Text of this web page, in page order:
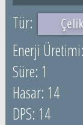
Çelik
1
14
14